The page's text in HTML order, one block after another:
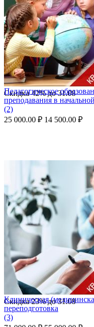
Скидка42%до31.08
Педагогическое
преподавания в
(2)
25 000.00 ₽ 14 500.00 ₽
Скидка23%до31.08
Клиническая
переподготовка
(3)